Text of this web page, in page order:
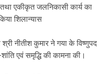
एकीकृत जलनिकासी कार्य का
शिलान्यास
नीतीश कुमार ने गया के विष्णुपद
एवं समृद्धि की कामना की।